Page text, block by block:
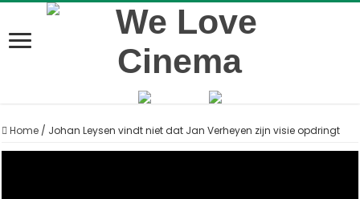
Home / Johan Leysen vindt niet dat Jan Verheyen zijn visie opdringt